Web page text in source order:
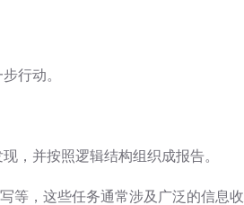
行动。
，并按照逻辑结构组织成报告。
等，这些任务通常涉及广泛的信息收